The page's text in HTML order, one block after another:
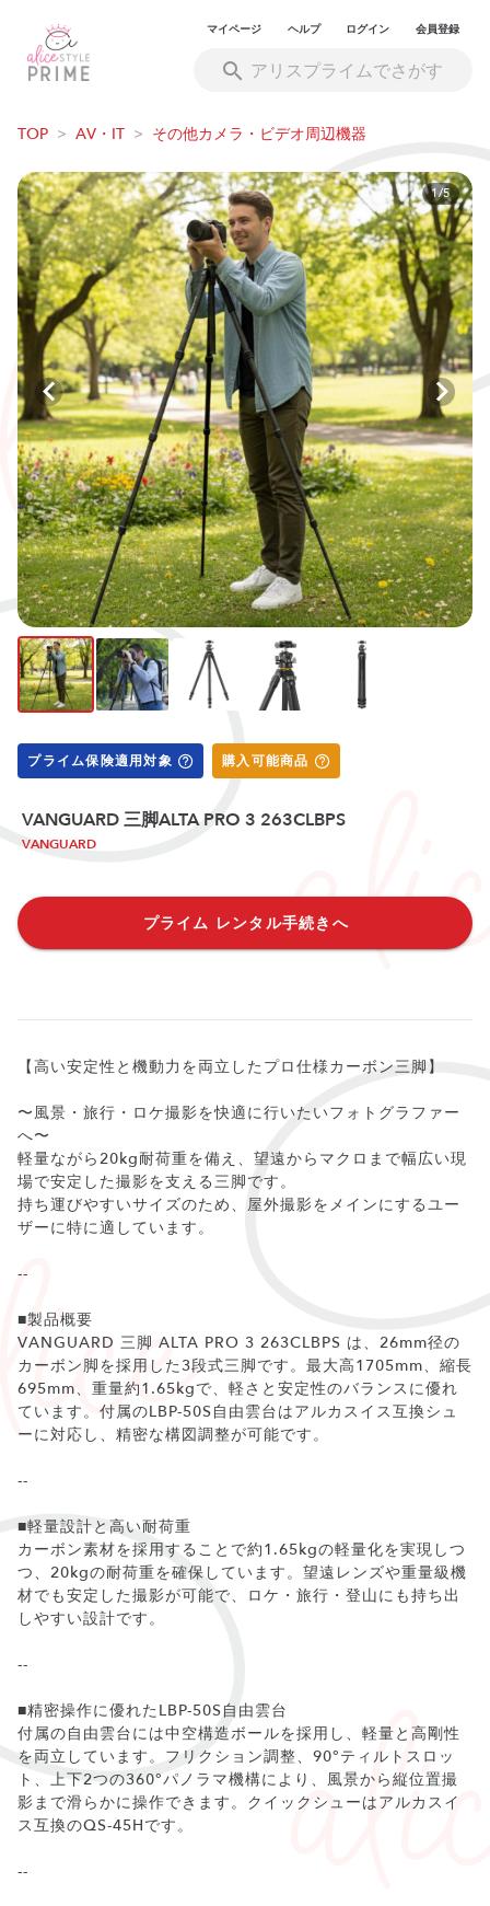
マイページ ヘルプ ログイン 会員登録
TOP > AV・IT > その他カメラ・ビデオ周辺機器
1/5
プライム保険適用対象 購入可能商品
VANGUARD 三脚ALTA PRO 3 263CLBPS
VANGUARD
プライム レンタル手続きへ
【高い安定性と機動力を両立したプロ仕様カーボン三脚】
〜風景・旅行・ロケ撮影を快適に行いたいフォトグラファー
へ〜
軽量ながら20kg耐荷重を備え、望遠からマクロまで幅広い現
場で安定した撮影を支える三脚です。
持ち運びやすいサイズのため、屋外撮影をメインにするユー
ザーに特に適しています。
--
■製品概要
VANGUARD 三脚 ALTA PRO 3 263CLBPS は、26mm径の
カーボン脚を採用した3段式三脚です。最大高1705mm、縮長
695mm、重量約1.65kgで、軽さと安定性のバランスに優れ
ています。付属のLBP-50S自由雲台はアルカスイス互換シュ
ーに対応し、精密な構図調整が可能です。
--
■軽量設計と高い耐荷重
カーボン素材を採用することで約1.65kgの軽量化を実現しつ
つ、20kgの耐荷重を確保しています。望遠レンズや重量級機
材でも安定した撮影が可能で、ロケ・旅行・登山にも持ち出
しやすい設計です。
--
■精密操作に優れたLBP-50S自由雲台
付属の自由雲台には中空構造ボールを採用し、軽量と高剛性
を両立しています。フリクション調整、90°ティルトスロッ
ト、上下2つの360°パノラマ機構により、風景から縦位置撮
影まで滑らかに操作できます。クイックシューはアルカスイ
ス互換のQS-45Hです。
--